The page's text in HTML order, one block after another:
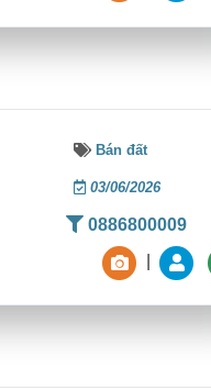
Bán đất
03/06/2026
0886800009